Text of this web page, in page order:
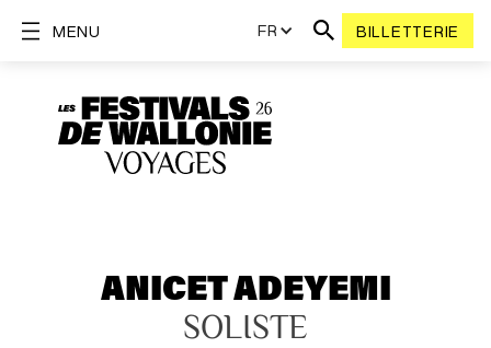
FR BILLETTERIE
MENU
ANICET ADEYEMI
SOLISTE